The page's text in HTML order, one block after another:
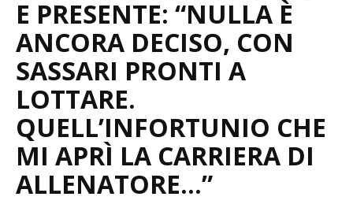
E PRESENTE: “NULLA È
ANCORA DECISO, CON
SASSARI PRONTI A
LOTTARE.
QUELL’INFORTUNIO CHE
MI APRÌ LA CARRIERA DI
ALLENATORE…”